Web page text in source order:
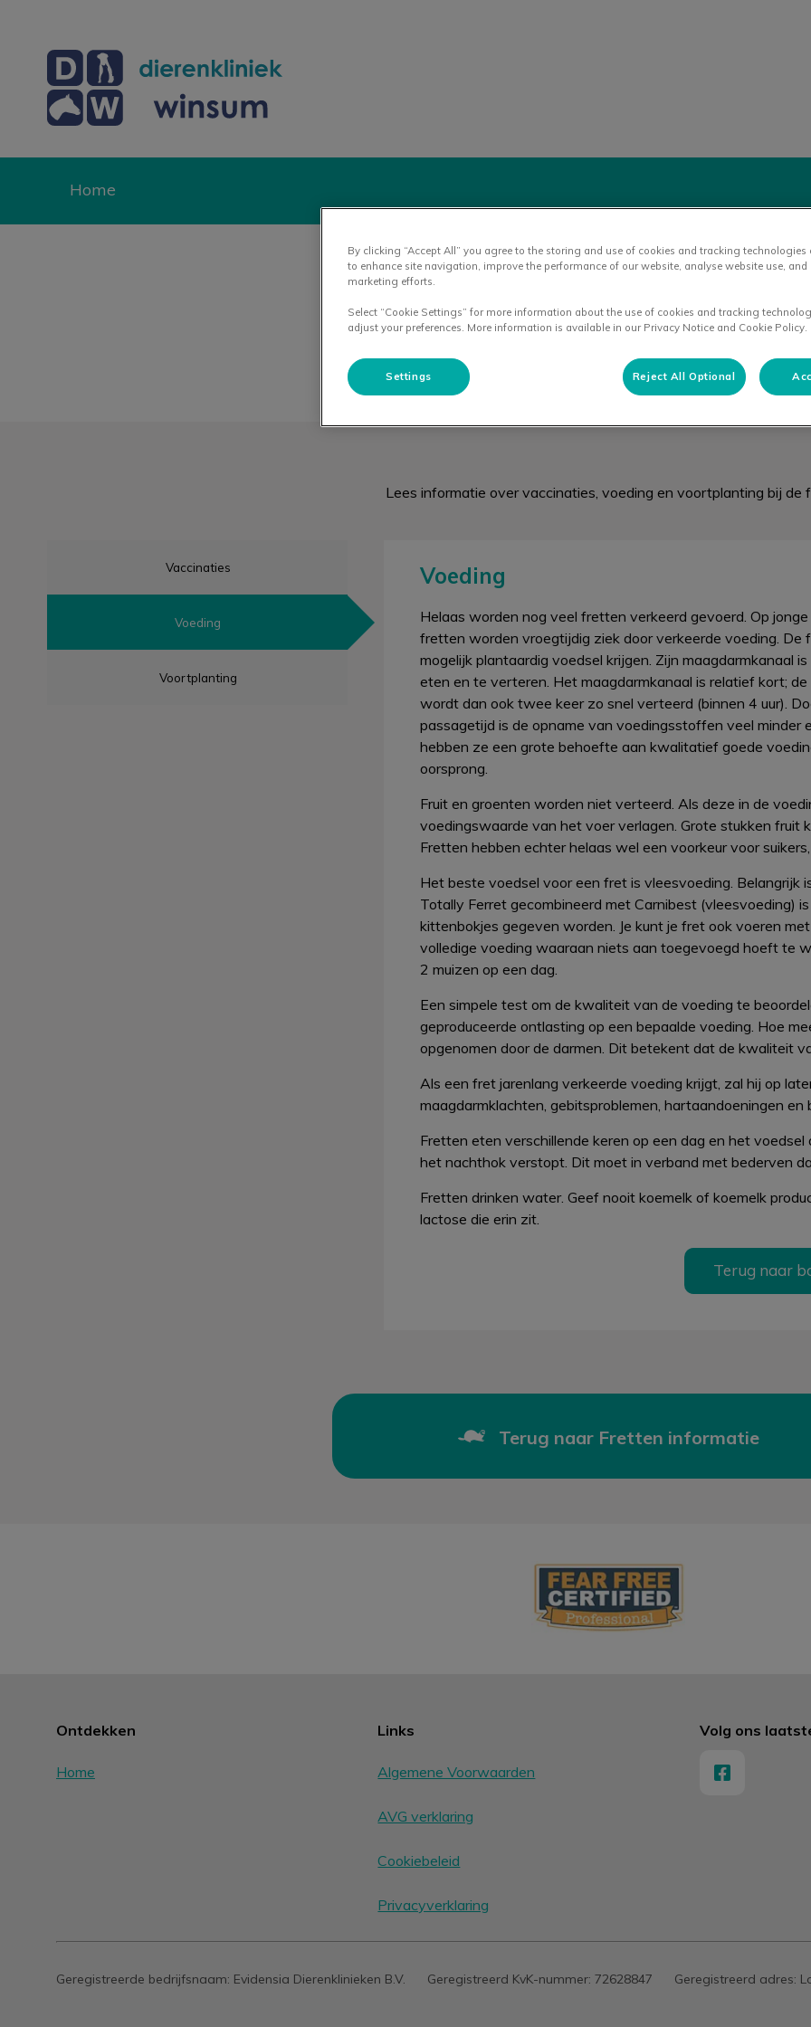
Home
V
Lees informatie over vaccinaties, voeding en voortplanting bij de
Vaccinaties
Voeding
Voortplanting
Voeding
Helaas worden nog veel fretten verkeerd gevoerd. Op
fretten worden vroegtijdig ziek door verkeerde voeding.
mogelijk plantaardig voedsel krijgen. Zijn maagdarmkanaal
eten en te verteren. Het maagdarmkanaal is relatief kort;
wordt dan ook twee keer zo snel verteerd (binnen 4 uur).
passagetijd is de opname van voedingsstoffen veel minder
hebben ze een grote behoefte aan kwalitatief goede
oorsprong.
Fruit en groenten worden niet verteerd. Als deze in de
voedingswaarde van het voer verlagen. Grote stukken fruit
Fretten hebben echter helaas wel een voorkeur voor
Het beste voedsel voor een fret is vleesvoeding. Belangrijk
Totally Ferret gecombineerd met Carnibest (vleesvoeding)
kittenbokjes gegeven worden. Je kunt je fret ook voeren
volledige voeding waaraan niets aan toegevoegd hoeft te
2 muizen op een dag.
Een simpele test om de kwaliteit van de voeding te
geproduceerde ontlasting op een bepaalde voeding. Hoe
opgenomen door de darmen. Dit betekent dat de kwaliteit
Als een fret jarenlang verkeerde voeding krijgt, zal hij op
maagdarmklachten, gebitsproblemen, hartaandoeningen en
Fretten eten verschillende keren op een dag en het
het nachthok verstopt. Dit moet in verband met bederven
Fretten drinken water. Geef nooit koemelk of koemelk
lactose die erin zit.
Terug naar
Terug naar Fretten informatie
Ontdekken
Home
Links
Algemene Voorwaarden
AVG verklaring
Cookiebeleid
Privacyverklaring
Volg ons
Geregistreerde bedrijfsnaam: Evidensia Dierenklinieken B.V. Geregistreerd KvK-nummer: 72628847 Geregistreerd adres:
By clicking “Accept All” you agree to the storing and use of cookies and tracking technologies
to enhance site navigation, improve the performance of our website, analyse website use, and
marketing efforts.
Select “Cookie Settings” for more information about the use of cookies and tracking
adjust your preferences. More information is available in our Privacy Notice and Cookie Policy.
Settings Reject All Optional